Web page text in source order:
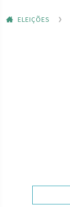
ELEIÇÕES